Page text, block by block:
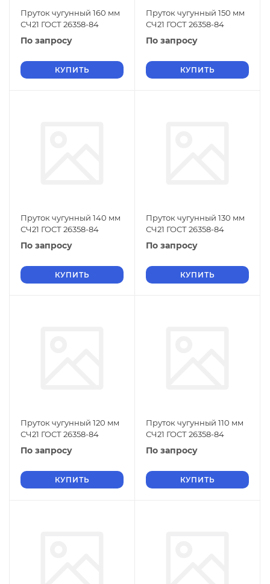
Пруток чугунный 160 мм
СЧ21 ГОСТ 26358-84
По запросу
КУПИТЬ
Пруток чугунный 150 мм
СЧ21 ГОСТ 26358-84
По запросу
КУПИТЬ
Пруток чугунный 140 мм
СЧ21 ГОСТ 26358-84
По запросу
КУПИТЬ
Пруток чугунный 130 мм
СЧ21 ГОСТ 26358-84
По запросу
КУПИТЬ
Пруток чугунный 120 мм
СЧ21 ГОСТ 26358-84
По запросу
КУПИТЬ
Пруток чугунный 110 мм
СЧ21 ГОСТ 26358-84
По запросу
КУПИТЬ